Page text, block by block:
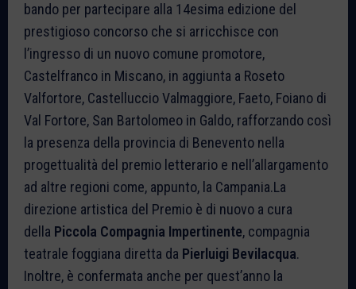
bando per partecipare alla 14esima edizione del
prestigioso concorso che si arricchisce con
l’ingresso di un nuovo comune promotore,
Castelfranco in Miscano, in aggiunta a Roseto
Valfortore, Castelluccio Valmaggiore, Faeto, Foiano di
Val Fortore, San Bartolomeo in Galdo, rafforzando così
la presenza della provincia di Benevento nella
progettualità del premio letterario e nell’allargamento
ad altre regioni come, appunto, la Campania.La
direzione artistica del Premio è di nuovo a cura
della Piccola Compagnia Impertinente, compagnia
teatrale foggiana diretta da Pierluigi Bevilacqua.
Inoltre, è confermata anche per quest’anno la